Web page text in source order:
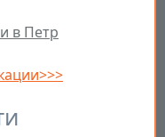
в Петр